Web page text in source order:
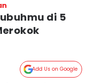
di 5
Add Us on Google